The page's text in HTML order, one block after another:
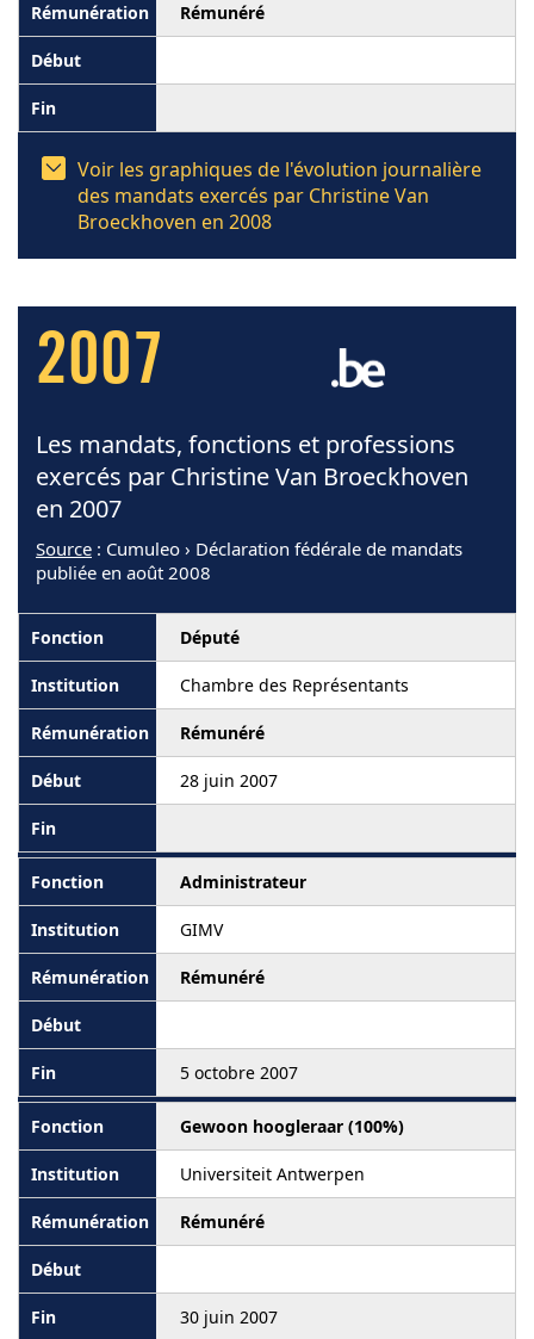
Rémunéré
Voir les graphiques de l'évolution journalière
des mandats exercés par Christine Van
Broeckhoven en 2008
2007
Les mandats, fonctions et professions
exercés par Christine Van Broeckhoven
en 2007
Source : Cumuleo › Déclaration fédérale de mandats
publiée en août 2008
Député
Chambre des Représentants
Rémunéré
28 juin 2007
Administrateur
GIMV
Rémunéré
5 octobre 2007
Gewoon hoogleraar (100%)
Universiteit Antwerpen
Rémunéré
30 juin 2007